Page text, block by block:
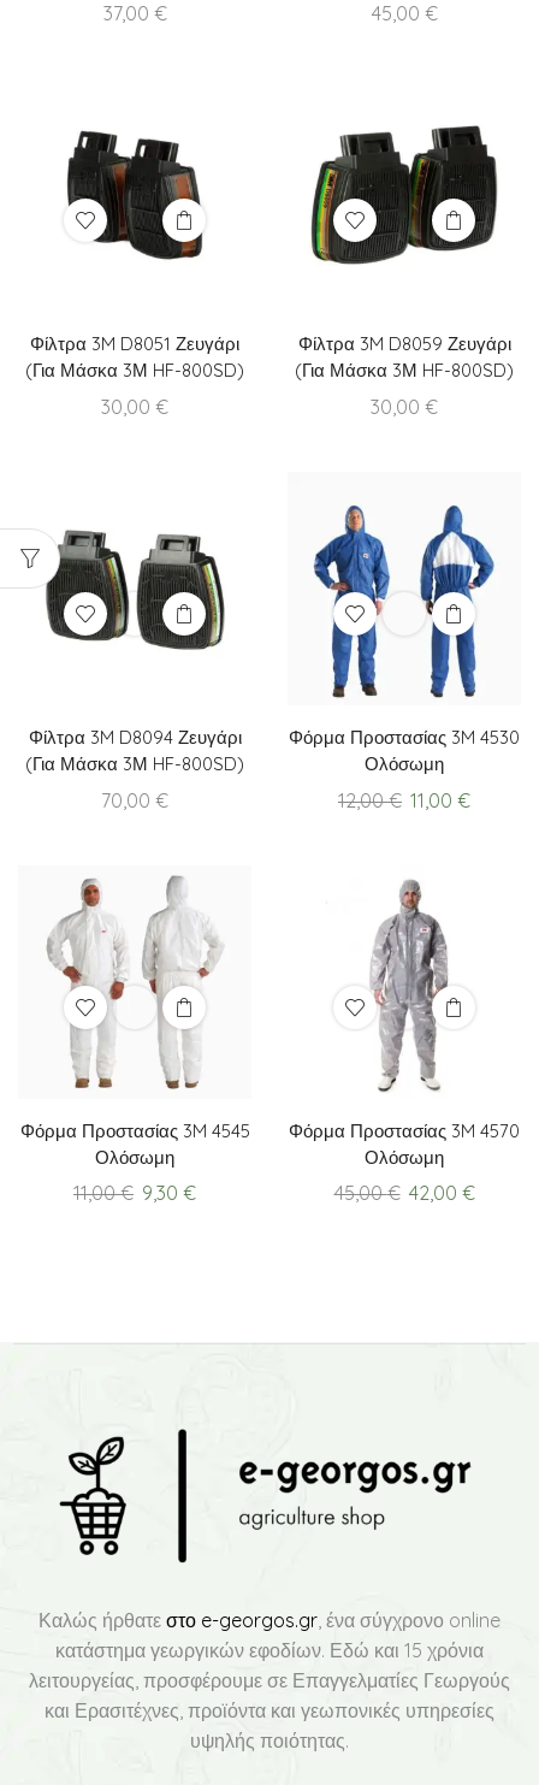
37,00 € 45,00 €
Φίλτρα 3M D8051 Ζευγάρι
(Για Μάσκα 3Μ HF-800SD)
30,00 €
Φίλτρα 3M D8059 Ζευγάρι
(Για Μάσκα 3Μ HF-800SD)
30,00 €
Φίλτρα 3M D8094 Ζευγάρι
(Για Μάσκα 3Μ HF-800SD)
70,00 €
Φόρμα Προστασίας 3M 4530
Ολόσωμη
12,00€ Original
12,00 €.
11,00 €Current
Φόρμα Προστασίας 3M 4545
Ολόσωμη
11,00€ Original
9,30 €Current
Φόρμα Προστασίας 3M 4570
Ολόσωμη
45,00€ Original
42,00 €
Καλώς ήρθατε στο e-georgos.gr, ένα σύγχρονο online
κατάστημα γεωργικών εφοδίων. Εδώ και 15 χρόνια
λειτουργείας, προσφέρουμε σε Επαγγελματίες Γεωργούς
και Ερασιτέχνες, προϊόντα και γεωπονικές υπηρεσίες
υψηλής ποιότητας.